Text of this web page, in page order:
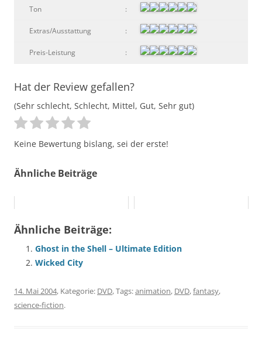
Ton :
Extras/Ausstattung :
Preis-Leistung :
Hat der Review gefallen?
(Sehr schlecht, Schlecht, Mittel, Gut, Sehr gut)
Keine Bewertung bislang, sei der erste!
Ähnliche Beiträge
Ähnliche Beiträge:
Ghost in the Shell – Ultimate Edition
Wicked City
14. Mai 2004, Kategorie: DVD, Tags:animation, DVD,fantasy,
science-fiction.